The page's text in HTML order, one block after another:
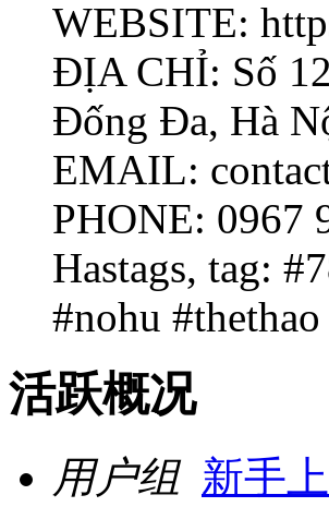
WEBSITE:
ĐỊA CHỈ: Số
Đống Đa, Hà
EMAIL:
PHONE: 0967
Hastags, tag:
#nohu
活跃概况
用户组 新手